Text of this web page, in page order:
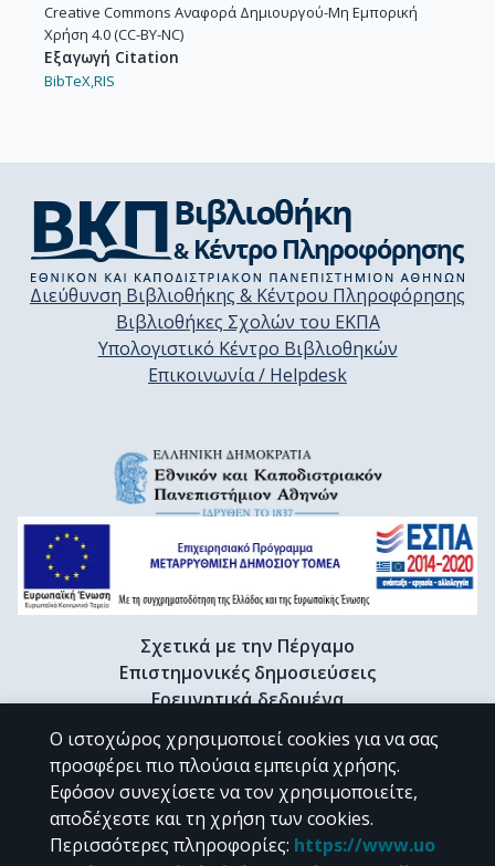
Creative Commons Αναφορά Δημιουργού-Μη Εμπορική
Χρήση 4.0 (CC-BY-NC)
Εξαγωγή Citation
BibTeX,RIS
Διεύθυνση Βιβλιοθήκης & Κέντρου Πληροφόρησης
Βιβλιοθήκες Σχολών του ΕΚΠΑ
Υπολογιστικό Κέντρο Βιβλιοθηκών
Επικοινωνία / Helpdesk
Σχετικά με την Πέργαμο
Επιστημονικές δημοσιεύσεις
Ερευνητικά δεδομένα
Διδακτορικές διατριβές & Γκρίζα βιβλιογραφία
Προφίλ Ερευνητή
CC BY-NC 4.0
Ο ιστοχώρος χρησιμοποιεί cookies για να σας
προσφέρει πιο πλούσια εμπειρία χρήσης.
Εφόσον συνεχίσετε να τον χρησιμοποιείτε,
αποδέχεστε και τη χρήση των cookies.
Περισσότερες πληροφορίες: https://www.uo